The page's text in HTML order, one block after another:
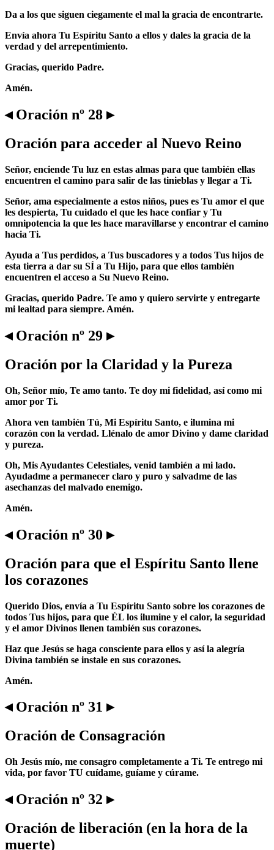
Da a los que siguen ciegamente el mal la gracia de encontrarte.
Envía ahora Tu Espíritu Santo a ellos y dales la gracia de la
verdad y del arrepentimiento.
Gracias, querido Padre.
Amén.
◂ Oración nº 28 ▸
Oración para acceder al Nuevo Reino
Señor, enciende Tu luz en estas almas para que también ellas
encuentren el camino para salir de las tinieblas y llegar a Ti.
Señor, ama especialmente a estos niños, pues es Tu amor el que
les despierta, Tu cuidado el que les hace confiar y Tu
omnipotencia la que les hace maravillarse y encontrar el camino
hacia Ti.
Ayuda a Tus perdidos, a Tus buscadores y a todos Tus hijos de
esta tierra a dar su SÍ a Tu Hijo, para que ellos también
encuentren el acceso a Su Nuevo Reino.
Gracias, querido Padre. Te amo y quiero servirte y entregarte
mi lealtad para siempre. Amén.
◂ Oración nº 29 ▸
Oración por la Claridad y la Pureza
Oh, Señor mío, Te amo tanto. Te doy mi fidelidad, así como mi
amor por Ti.
Ahora ven también Tú, Mi Espíritu Santo, e ilumina mi
corazón con la verdad. Llénalo de amor Divino y dame claridad
y pureza.
Oh, Mis Ayudantes Celestiales, venid también a mi lado.
Ayudadme a permanecer claro y puro y salvadme de las
asechanzas del malvado enemigo.
Amén.
◂ Oración nº 30 ▸
Oración para que el Espíritu Santo llene
los corazones
Querido Dios, envía a Tu Espíritu Santo sobre los corazones de
todos Tus hijos, para que ÉL los ilumine y el calor, la seguridad
y el amor Divinos llenen también sus corazones.
Haz que Jesús se haga consciente para ellos y así la alegría
Divina también se instale en sus corazones.
Amén.
◂ Oración nº 31 ▸
Oración de Consagración
Oh Jesús mío, me consagro completamente a Ti. Te entrego mi
vida, por favor TU cuídame, guíame y cúrame.
◂ Oración nº 32 ▸
Oración de liberación (en la hora de la
muerte)